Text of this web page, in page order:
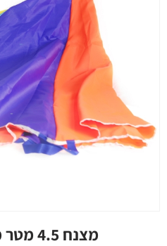
מצנח 4.5 מטר מחוזק PACE